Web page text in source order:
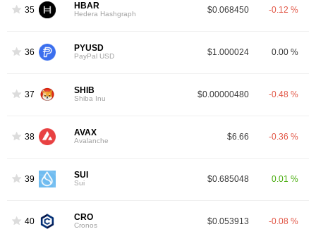
35 HBAR
Hedera Hashgraph $0.068450 -0.12 %
36 PYUSD
PayPal USD $1.000024 0.00 %
37 SHIB
Shiba Inu $0.00000480 -0.48 %
38 AVAX
Avalanche $6.66 -0.36 %
39 SUI
Sui $0.685048 0.01 %
40 CRO
Cronos $0.053913 -0.08 %